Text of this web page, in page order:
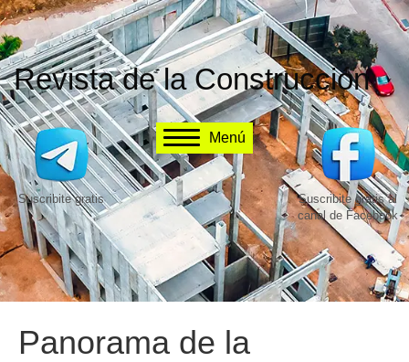
Revista de la Construcción
Suscribite gratis
Menú
Suscribite gratis al
canal de Facebook
Panorama de la